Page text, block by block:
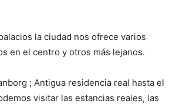
la ciudad nos ofrece varios
en el centro y otros más lejanos.
; Antigua residencia real hasta el
visitar las estancias reales, las